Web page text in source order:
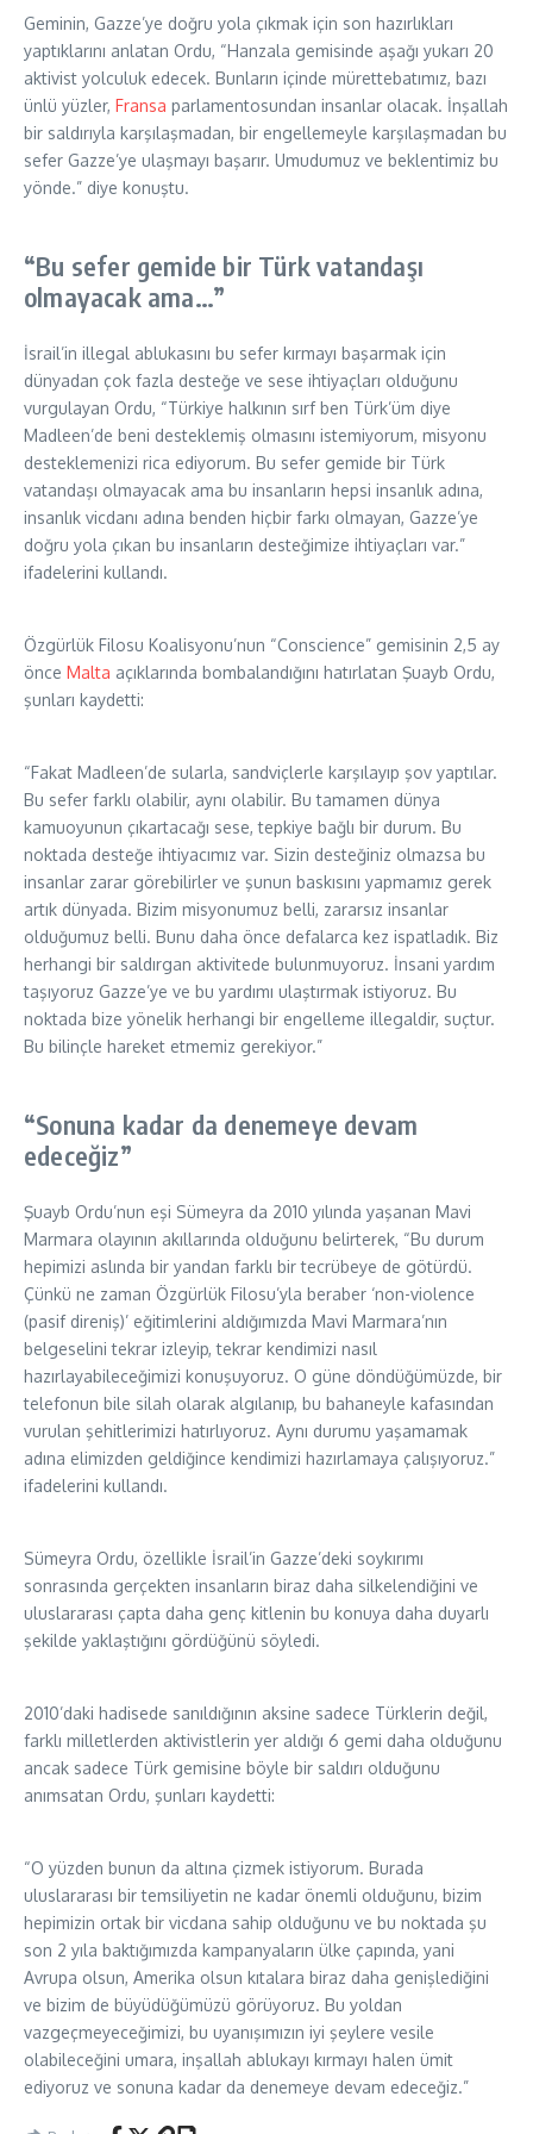
Geminin, Gazze’ye doğru yola çıkmak için son hazırlıkları
yaptıklarını anlatan Ordu, “Hanzala gemisinde aşağı yukarı 20
aktivist yolculuk edecek. Bunların içinde mürettebatımız, bazı
ünlü yüzler, Fransa parlamentosundan insanlar olacak. İnşallah
bir saldırıyla karşılaşmadan, bir engellemeyle karşılaşmadan bu
sefer Gazze’ye ulaşmayı başarır. Umudumuz ve beklentimiz bu
yönde.” diye konuştu.
“Bu sefer gemide bir Türk vatandaşı
olmayacak ama…”
İsrail’in illegal ablukasını bu sefer kırmayı başarmak için
dünyadan çok fazla desteğe ve sese ihtiyaçları olduğunu
vurgulayan Ordu, “Türkiye halkının sırf ben Türk’üm diye
Madleen’de beni desteklemiş olmasını istemiyorum, misyonu
desteklemenizi rica ediyorum. Bu sefer gemide bir Türk
vatandaşı olmayacak ama bu insanların hepsi insanlık adına,
insanlık vicdanı adına benden hiçbir farkı olmayan, Gazze’ye
doğru yola çıkan bu insanların desteğimize ihtiyaçları var.”
ifadelerini kullandı.
Özgürlük Filosu Koalisyonu’nun “Conscience” gemisinin 2,5 ay
önce Malta açıklarında bombalandığını hatırlatan Şuayb Ordu,
şunları kaydetti:
“Fakat Madleen’de sularla, sandviçlerle karşılayıp şov yaptılar.
Bu sefer farklı olabilir, aynı olabilir. Bu tamamen dünya
kamuoyunun çıkartacağı sese, tepkiye bağlı bir durum. Bu
noktada desteğe ihtiyacımız var. Sizin desteğiniz olmazsa bu
insanlar zarar görebilirler ve şunun baskısını yapmamız gerek
artık dünyada. Bizim misyonumuz belli, zararsız insanlar
olduğumuz belli. Bunu daha önce defalarca kez ispatladık. Biz
herhangi bir saldırgan aktivitede bulunmuyoruz. İnsani yardım
taşıyoruz Gazze’ye ve bu yardımı ulaştırmak istiyoruz. Bu
noktada bize yönelik herhangi bir engelleme illegaldir, suçtur.
Bu bilinçle hareket etmemiz gerekiyor.”
“Sonuna kadar da denemeye devam
edeceğiz”
Şuayb Ordu’nun eşi Sümeyra da 2010 yılında yaşanan Mavi
Marmara olayının akıllarında olduğunu belirterek, “Bu durum
hepimizi aslında bir yandan farklı bir tecrübeye de götürdü.
Çünkü ne zaman Özgürlük Filosu’yla beraber ‘non-violence
(pasif direniş)’ eğitimlerini aldığımızda Mavi Marmara’nın
belgeselini tekrar izleyip, tekrar kendimizi nasıl
hazırlayabileceğimizi konuşuyoruz. O güne döndüğümüzde, bir
telefonun bile silah olarak algılanıp, bu bahaneyle kafasından
vurulan şehitlerimizi hatırlıyoruz. Aynı durumu yaşamamak
adına elimizden geldiğince kendimizi hazırlamaya çalışıyoruz.”
ifadelerini kullandı.
Sümeyra Ordu, özellikle İsrail’in Gazze’deki soykırımı
sonrasında gerçekten insanların biraz daha silkelendiğini ve
uluslararası çapta daha genç kitlenin bu konuya daha duyarlı
şekilde yaklaştığını gördüğünü söyledi.
2010’daki hadisede sanıldığının aksine sadece Türklerin değil,
farklı milletlerden aktivistlerin yer aldığı 6 gemi daha olduğunu
ancak sadece Türk gemisine böyle bir saldırı olduğunu
anımsatan Ordu, şunları kaydetti:
“O yüzden bunun da altına çizmek istiyorum. Burada
uluslararası bir temsiliyetin ne kadar önemli olduğunu, bizim
hepimizin ortak bir vicdana sahip olduğunu ve bu noktada şu
son 2 yıla baktığımızda kampanyaların ülke çapında, yani
Avrupa olsun, Amerika olsun kıtalara biraz daha genişlediğini
ve bizim de büyüdüğümüzü görüyoruz. Bu yoldan
vazgeçmeyeceğimizi, bu uyanışımızın iyi şeylere vesile
olabileceğini umara, inşallah ablukayı kırmayı halen ümit
ediyoruz ve sonuna kadar da denemeye devam edeceğiz.”